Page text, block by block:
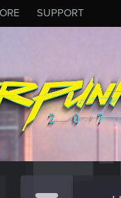
SUPPORT